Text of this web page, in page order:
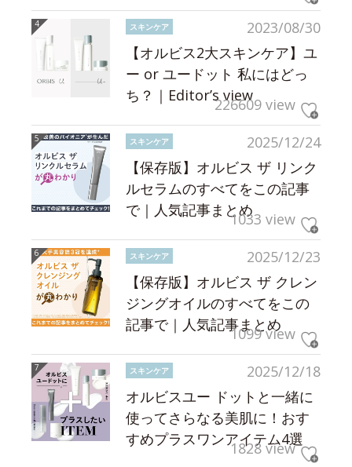
2023/08/30
スキンケア
【オルビス2大スキンケア】ユ
ー or ユードット 私にはどっ
ち？｜Editor’s view226609 view
2025/12/24
スキンケア
【保存版】オルビス ザ リンク
ルセラムのすべてをこの記事
で｜人気記事まとめ1033 view
2025/12/23
スキンケア
【保存版】オルビス ザ クレン
ジングオイルのすべてをこの
記事で｜人気記事まとめ
1099 view
2025/12/18
スキンケア
オルビスユー ドットと一緒に
使ってさらなる美肌に！おす
すめプラスワンアイテム4選
1828 view